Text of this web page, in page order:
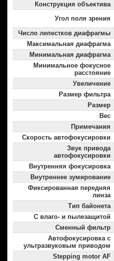
Конструкция объектива
Угол поля зрения
Число лепестков диафрагмы
Максимальная диафрагма
Минимальная диафрагма
Минимальное фокусное
расстояние
Увеличение
Размер фильтра
Размер
Вес
Примечания
Скорость автофокусировки
Звук привода
автофокусировки
Внутренняя фокусировка
Внутреннее зумирование
Фиксированная передняя
линза
Тип байонета
С влаго- и пылезащитой
Сменный фильтр
Автофокусировка с
ультразвуковым приводом
Stepping motor AF